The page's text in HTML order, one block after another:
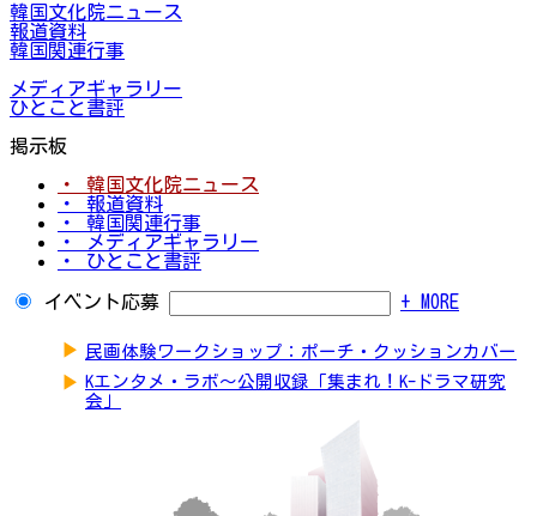
韓国文化院ニュース
報道資料
韓国関連行事
メディアギャラリー
ひとこと書評
掲示板
・ 韓国文化院ニュース
・ 報道資料
・ 韓国関連行事
・ メディアギャラリー
・ ひとこと書評
イベント応募 + MORE
▶ 民画体験ワークショップ：ポーチ・クッションカバー
▶ Kエンタメ・ラボ～公開収録「集まれ！K-ドラマ研究
会」